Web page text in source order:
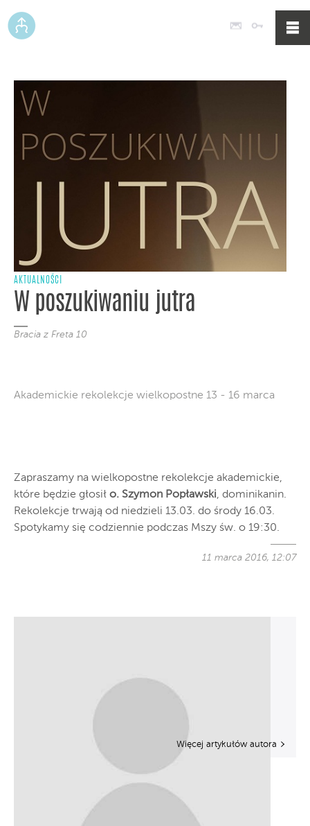
Poczta
AKTUALNOŚCI
W poszukiwaniu jutra
Bracia z Freta 10
Akademickie rekolekcje wielkopostne 13 - 16 marca
Zapraszamy na wielkopostne rekolekcje akademickie,
które będzie głosił o. Szymon Popławski, dominikanin.
Rekolekcje trwają od niedzieli 13.03. do środy 16.03.
Spotykamy się codziennie podczas Mszy św. o 19:30.
11 marca 2016, 12:07
Więcej artykułów autora